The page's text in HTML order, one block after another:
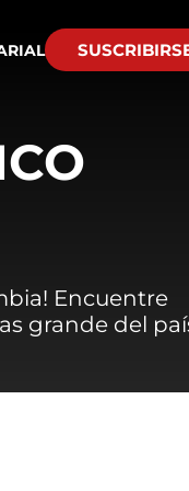
Encuentre
grande del